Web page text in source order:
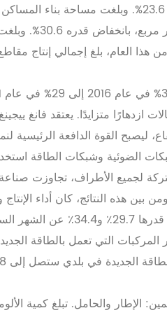
ازدهارًا متزايدًا. يعتقد فانغ
ليصبح القوة الدافعة الرئيسية
لجميع الأطراف، تجاوزت
من العام. ومن بين هذه النتائج،
والحامل. تبلغ كمية